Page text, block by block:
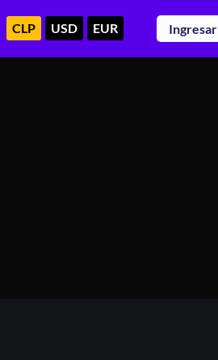
CLP USD EUR Ingresar